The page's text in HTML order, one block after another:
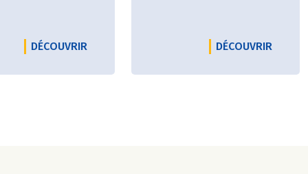
AU NATUREL
PETITS BONHEURS / QWETCH - PETITE BOUTEILLE
DÉCOUVRIR DÉCOUVRIRLE